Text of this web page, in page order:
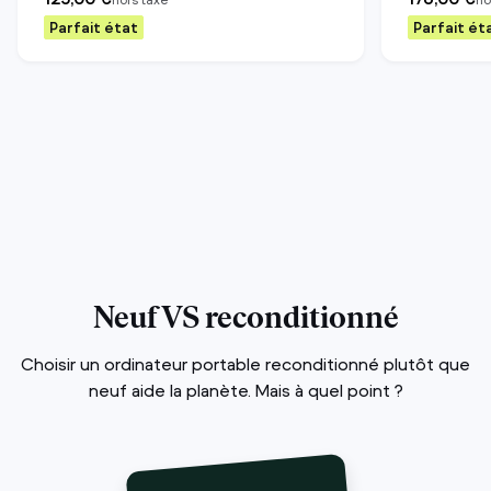
Parfait état Parfait
Neuf VS reconditionné
Choisir un ordinateur portable reconditionné plutôt que
neuf aide la planète. Mais à quel point ?